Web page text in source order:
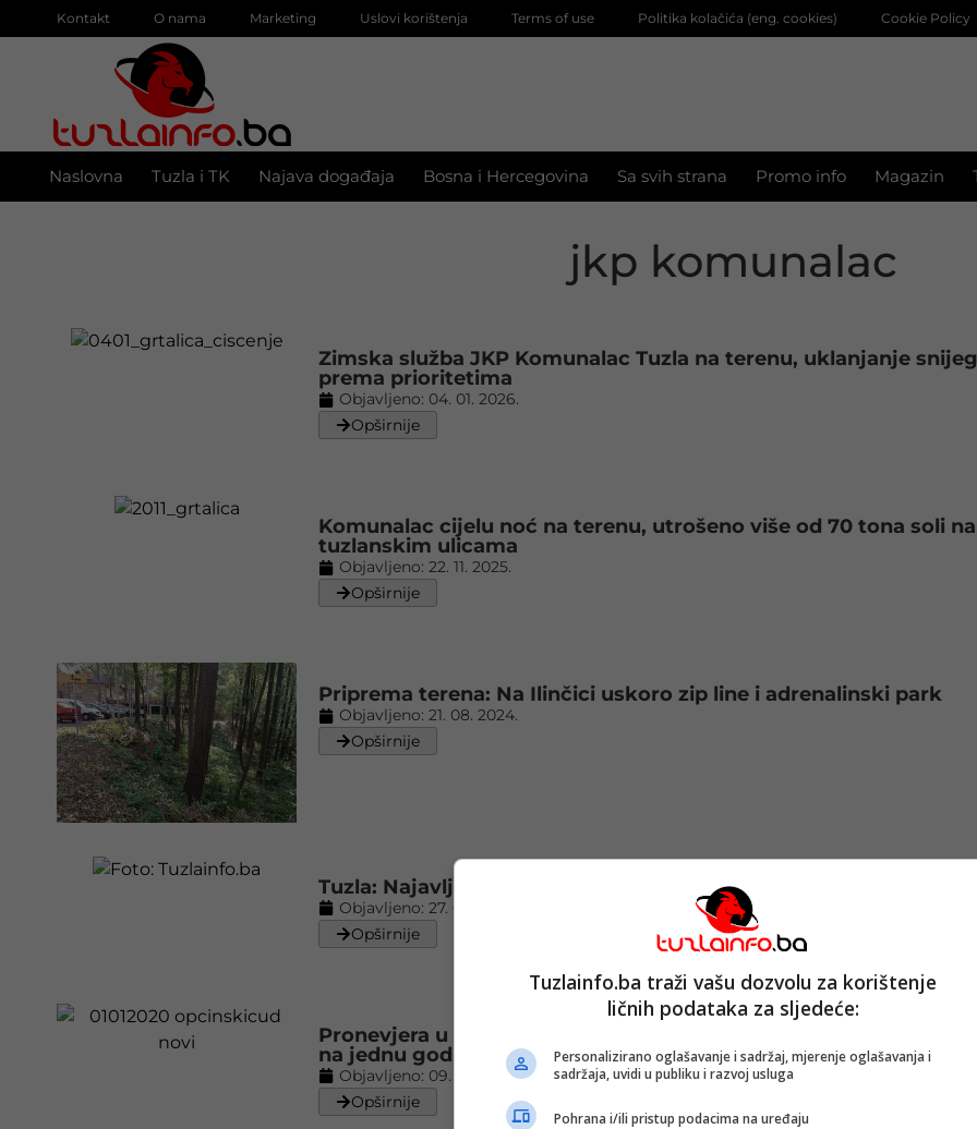
Kontakt O nama Marketing Uslovi korištenja Terms of use Politika kolačića (eng. cookies) Cookie Policy
Naslovna Tuzla i TK Najava događaja Bosna i Hercegovina Sa svih strana Promo info Magazin
jkp komunalac
Zimska služba JKP Komunalac Tuzla na terenu, uklanjanje
prema prioritetima
Objavljeno: 04. 01. 2026.
Opširnije
Komunalac cijelu noć na terenu, utrošeno više od 70 tona soli na
tuzlanskim ulicama
Objavljeno:22. 11. 2025.
Opširnije
Priprema terena: Na Ilinčici uskoro zip line i adrenalinski park
Objavljeno:21. 08. 2024.
Opširnije
Tuzla: Najavljen novi “Narandžasti vikend”
Objavljeno:27. 02. 2024.
Opširnije
Pronevjera u službi: Zaposlenik JKP “Komunalac” osuđen
na jednu godinu zatvora
Objavljeno: 09. 02. 2024.
Opširnije
Tuzlainfo.ba traži vašu dozvolu za korištenje
ličnih podataka za sljedeće:
Personalizirano oglašavanje i sadržaj, mjerenje oglašavanja i
sadržaja, uvidi u publiku i razvoj usluga
Pohrana i/ili pristup podacima na uređaju